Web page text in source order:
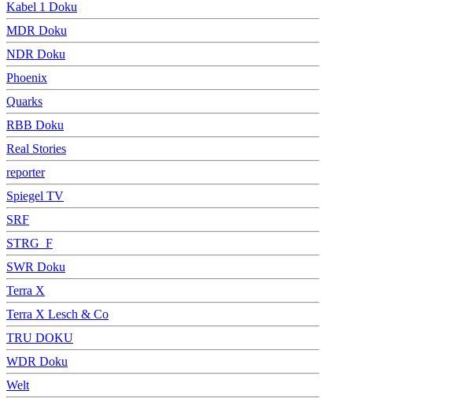
Kabel 1 Doku
MDR Doku
NDR Doku
Phoenix
Quarks
RBB Doku
Real Stories
reporter
Spiegel TV
SRF
STRG_F
SWR Doku
Terra X
Terra X Lesch & Co
TRU DOKU
WDR Doku
Welt